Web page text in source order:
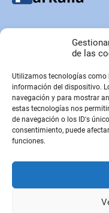
de las
Utilizamos tecnologías como
información del dispositivo.
navegación y para mostrar
estas tecnologías nos
de navegación o los ID's
consentimiento, puede
funciones.
Copyright © Parkalia.es
PÁGINAS EMPRESA
Contacto
Sobre Nosotros
Sitemap